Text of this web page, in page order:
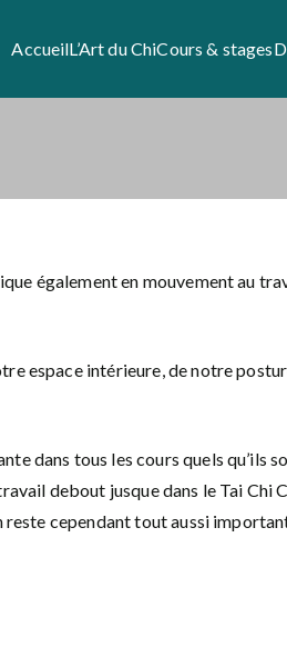
AccueilL’Art du ChiCours & stages
également en mouvement au
espace intérieure, de notre
dans tous les cours quels qu’ils
debout jusque dans le Tai Chi
cependant tout aussi